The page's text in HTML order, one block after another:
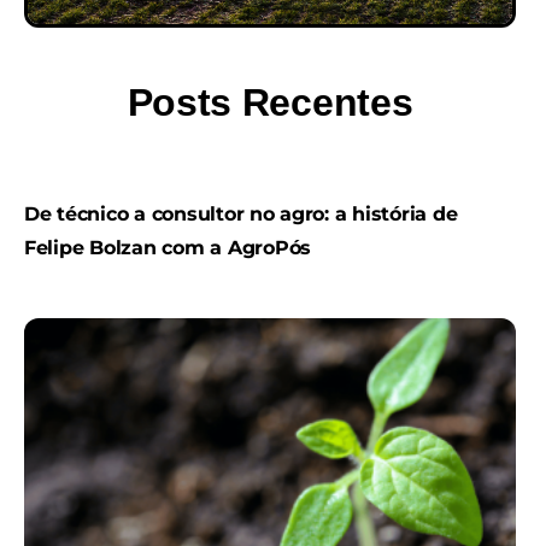
Posts Recentes
De técnico a consultor no agro: a história de
Felipe Bolzan com a AgroPós